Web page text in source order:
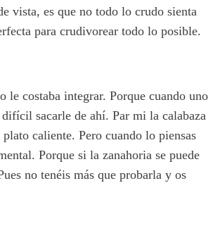
vista, es que no todo lo crudo sienta
para crudivorear todo lo posible.
le costaba integrar. Porque cuando uno
sacarle de ahí. Par mi la calabaza
caliente. Pero cuando lo piensas
Porque si la zanahoria se puede
no tenéis más que probarla y os